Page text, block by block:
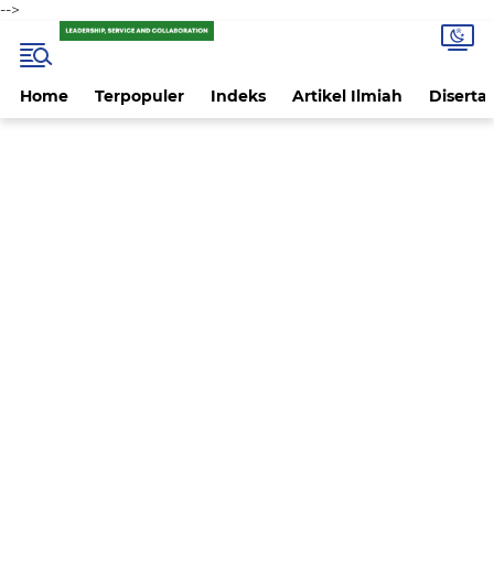
-->
Home Terpopuler Indeks Artikel Ilmiah